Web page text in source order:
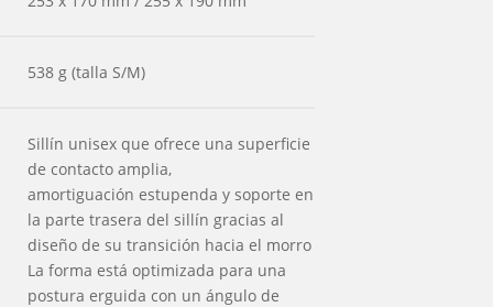
538 g (talla S/M)
Sillín unisex que ofrece una superficie
de contacto amplia,
amortiguación estupenda y soporte en
la parte trasera del sillín gracias al
diseño de su transición hacia el morro
La forma está optimizada para una
postura erguida con un ángulo de